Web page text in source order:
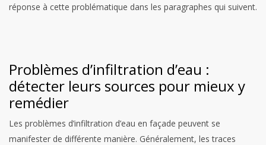
réponse à cette problématique dans les paragraphes qui suivent.
Problèmes d’infiltration d’eau :
détecter leurs sources pour mieux y
remédier
Les problèmes d’infiltration d’eau en façade peuvent se
manifester de différente manière. Généralement, les traces